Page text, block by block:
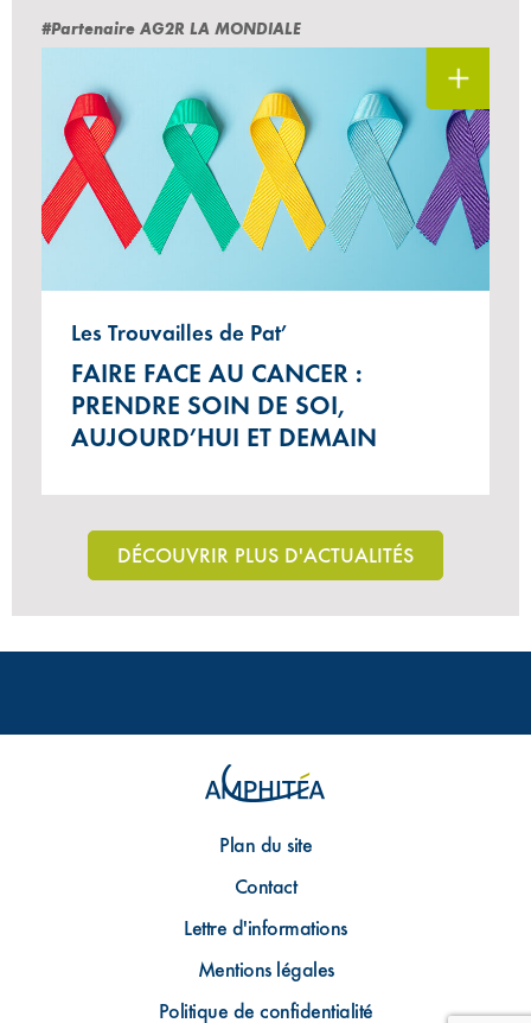
#Partenaire AG2R LA MONDIALE
Les Trouvailles de Pat’
FAIRE FACE AU CANCER :
PRENDRE SOIN DE SOI,
AUJOURD’HUI ET DEMAIN
DÉCOUVRIR PLUS D'ACTUALITÉS
Plan du site
Contact
Lettre d'informations
Mentions légales
Politique de confidentialité